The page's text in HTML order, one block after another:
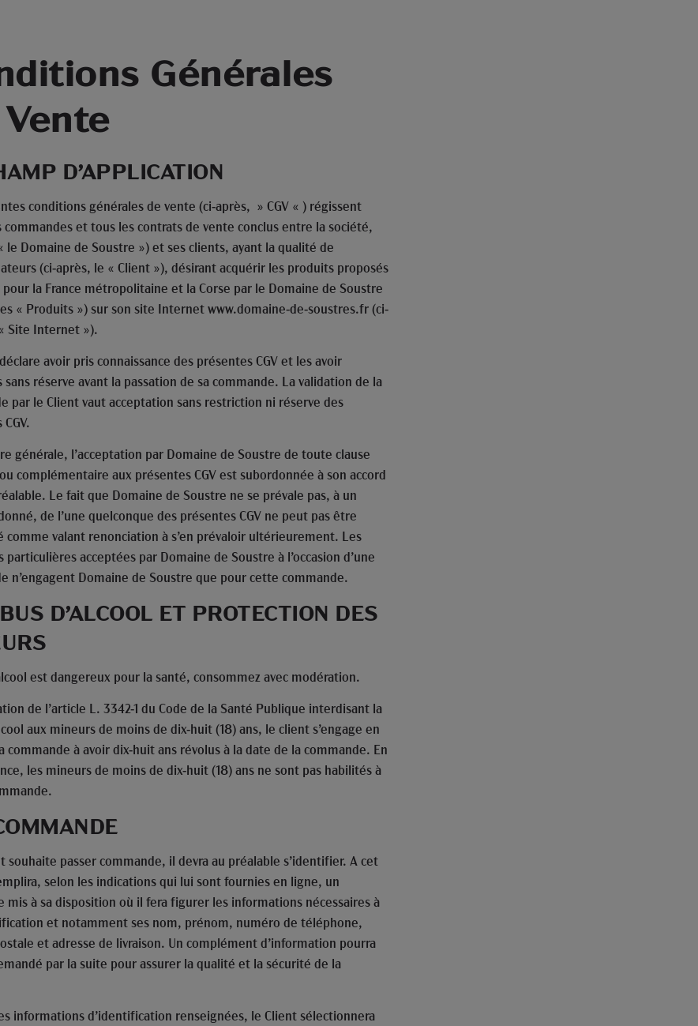
Générales
D’APPLICATION
conditions générales de vente (ci-après, » CGV « ) régissent
et tous les contrats de vente conclus entre la société,
le Domaine de Soustre ») et ses clients, ayant la qualité de
(ci-après, le « Client »), désirant acquérir les produits proposés
la France métropolitaine et la Corse par le Domaine de Soustre
« Produits ») sur son site Internet www.domaine-de-soustres.fr (ci-
Site Internet »).
avoir pris connaissance des présentes CGV et les avoir
sans réserve avant la passation de sa commande. La validation de la
par le Client vaut acceptation sans restriction ni réserve des
générale, l’acceptation par Domaine de Soustre de toute clause
complémentaire aux présentes CGV est subordonnée à son accord
Le fait que Domaine de Soustre ne se prévale pas, à un
de l’une quelconque des présentes CGV ne peut pas être
comme valant renonciation à s’en prévaloir ultérieurement. Les
particulières acceptées par Domaine de Soustre à l’occasion d’une
n’engagent Domaine de Soustre que pour cette commande.
D’ALCOOL ET PROTECTION DES
est dangereux pour la santé, consommez avec modération.
de l’article L. 3342-1 du Code de la Santé Publique interdisant la
aux mineurs de moins de dix-huit (18) ans, le client s’engage en
commande à avoir dix-huit ans révolus à la date de la commande. En
les mineurs de moins de dix-huit (18) ans ne sont pas habilités à
souhaite passer commande, il devra au préalable s’identifier. A cet
selon les indications qui lui sont fournies en ligne, un
mis à sa disposition où il fera figurer les informations nécessaires à
et notamment ses nom, prénom, numéro de téléphone,
et adresse de livraison. Un complément d’information pourra
par la suite pour assurer la qualité et la sécurité de la
informations d’identification renseignées, le Client sélectionnera